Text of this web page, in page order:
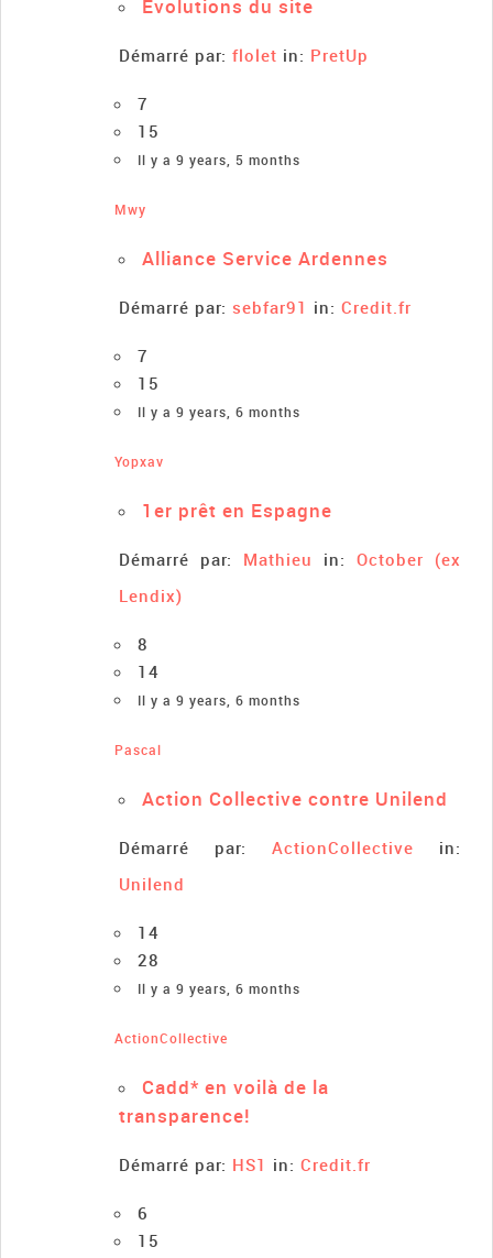
Evolutions du site
Démarré par: flolet in: PretUp
7
15
Il y a 9 years, 5 months
Mwy
Alliance Service Ardennes
Démarré par: sebfar91 in: Credit.fr
7
15
Il y a 9 years, 6 months
Yopxav
1er prêt en Espagne
Démarré par: Mathieu in: October (ex
Lendix)
8
14
Il y a 9 years, 6 months
Pascal
Action Collective contre Unilend
Démarré par: ActionCollective
in:
Unilend
14
28
Il y a 9 years, 6 months
ActionCollective
Cadd* en voilà de la
transparence!
Démarré par: HS1 in: Credit.fr
6
15